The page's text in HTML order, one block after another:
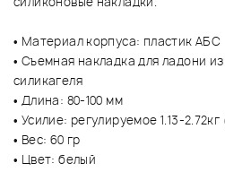
• Материал корпуса: пластик АБС
• Съемная накладка для ладони
силикагеля
• Длина: 80-100 мм
• Усилие: регулируемое 1.13-
• Вес: 60 гр
• Цвет: белый